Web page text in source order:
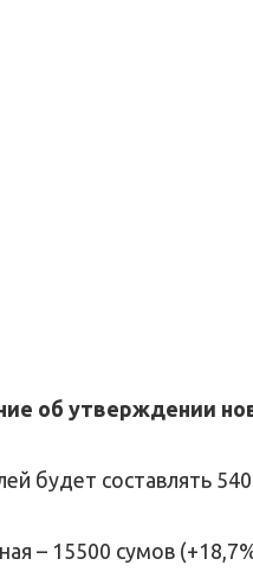
об утверждении
будет составлять
– 15500 сумов